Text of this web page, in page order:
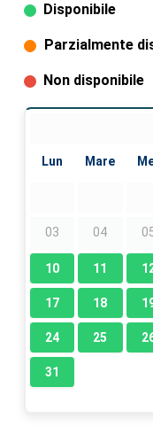
Disponibile
Parzialmente
Non disponibile
Lun Mare
03 04
10 11
17 18
24 25
31